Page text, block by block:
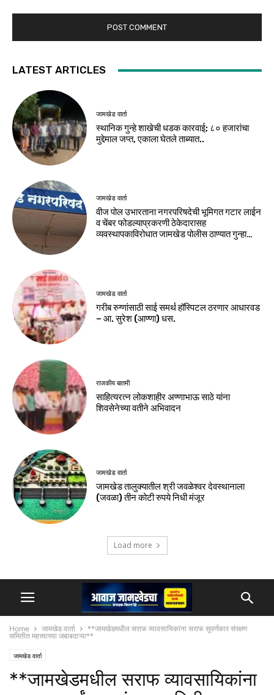
LATEST ARTICLES
जामखेड वार्ता
स्थानिक गुन्हे शाखेची धडक कारवाई; ८० हजारांचा
मुद्देमाल जप्त, एकाला घेतले ताब्यात..
जामखेड वार्ता
वीज पोल उभारताना नगरपरिषदेची भूमिगत गटार लाईन
व चेंबर फोडल्याप्रकरणी ठेकेदारासह
व्यवस्थापकाविरोधात जामखेड पोलीस ठाण्यात गुन्हा…
जामखेड वार्ता
गरीब रुग्णांसाठी साई समर्थ हॉस्पिटल ठरणार आधारवड
– आ. सुरेश (आण्णा) धस.
राजकीय बातमी
साहित्यरत्न लोकशाहीर अण्णाभाऊ साठे यांना
शिवसेनेच्या वतीने अभिवादन
जामखेड वार्ता
जामखेड तालुक्यातील श्री जवळेश्वर देवस्थानाला
(जवळा) तीन कोटी रुपये निधी मंजूर
Load more